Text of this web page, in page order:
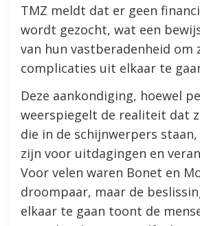
TMZ meldt dat er geen
wordt gezocht, wat een
van hun vastberadenheid om
complicaties uit elkaar te
Deze aankondiging, hoewel
weerspiegelt de realiteit dat
die in de schijnwerpers
zijn voor uitdagingen en
Voor velen waren Bonet en
droompaar, maar de
elkaar te gaan toont de